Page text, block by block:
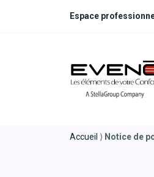
Espace
Accueil ⟩ Notice de